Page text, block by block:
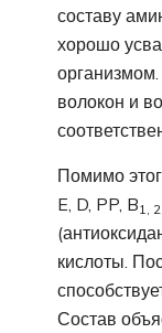
составу
хорошо
волокон и
Помимо
E, D, PP, B1,
кислоты.
Состав